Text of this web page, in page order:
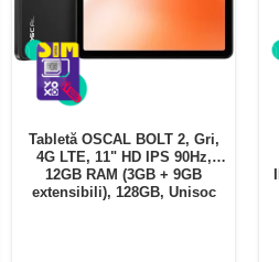
Tabletă OSCAL BOLT 2, Gri,
4G LTE, 11" HD IPS 90Hz,
12GB RAM (3GB + 9GB
extensibili), 128GB, Unisoc